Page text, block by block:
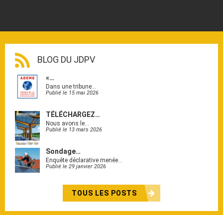
BLOG DU JDPV
«…
Dans une tribune…
Publié le 15 mai 2026
TÉLÉCHARGEZ…
Nous avons le…
Publié le 13 mars 2026
Sondage…
Enquête déclarative menée…
Publié le 29 janvier 2026
TOUS LES POSTS